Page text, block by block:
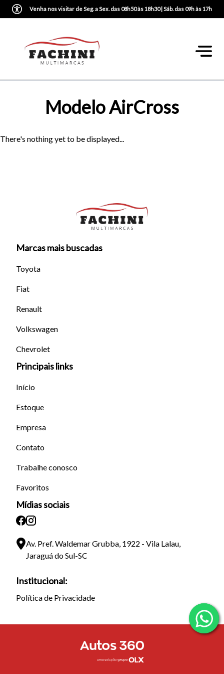
Para aumentar ou diminuir a fonte em nosso site, utilize os
atalhos Ctrl+ (para aumentar) e Ctrl- (para diminuir) no seu
Venha nos visitar de Seg. a Sex. das 08h50 às 18h30 | Sáb. das 09h às 17h
Modelo AirCross
There's nothing yet to be displayed...
Marcas mais buscadas
Toyota
Fiat
Renault
Volkswagen
Chevrolet
Principais links
Início
Estoque
Empresa
Contato
Trabalhe conosco
Favoritos
Mídias sociais
Av. Pref. Waldemar Grubba, 1922 - Vila Lalau,
Jaraguá do Sul-SC
Institucional:
Política de Privacidade